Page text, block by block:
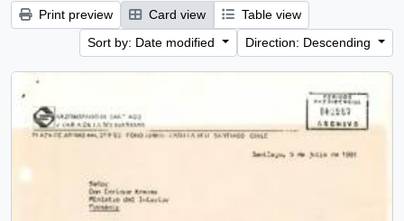
Print preview Card view
Table view
Sort by: Date modified
Direction: Descending